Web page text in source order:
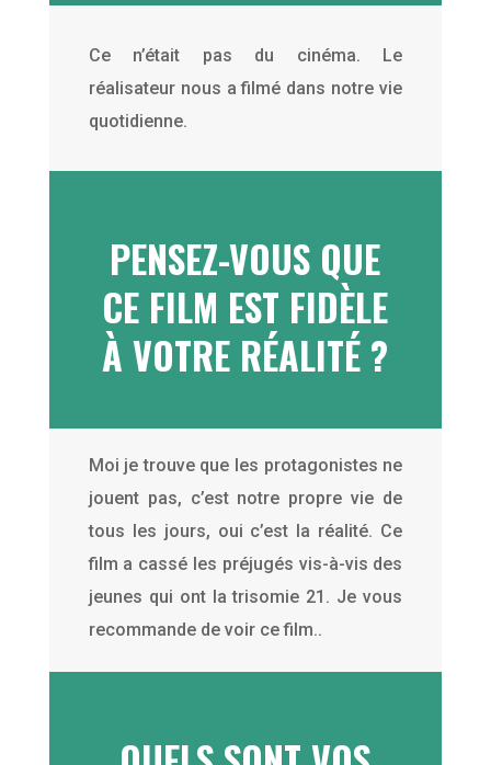
Ce n’était pas du cinéma. Le
réalisateur nous a filmé dans notre vie
quotidienne.
PENSEZ-VOUS QUE
CE FILM EST FIDÈLE
À VOTRE RÉALITÉ ?
Moi je trouve que les protagonistes ne
jouent pas, c’est notre propre vie de
tous les jours, oui c’est la réalité. Ce
film a cassé les préjugés vis-à-vis des
jeunes qui ont la trisomie 21. Je vous
recommande de voir ce film..